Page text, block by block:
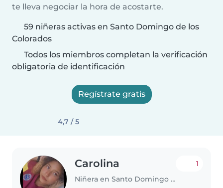
te lleva negociar la hora de acostarte.
59 niñeras activas en Santo Domingo de los
Colorados
Todos los miembros completan la verificación
obligatoria de identificación
Regístrate gratis
4,7 / 5
Carolina
Niñera en Santo Domingo de los Colorados
1